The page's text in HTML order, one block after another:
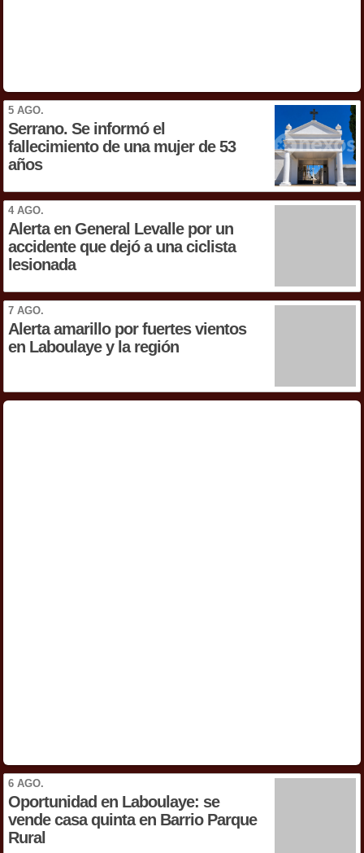
5 AGO.
Serrano. Se informó el
fallecimiento de una mujer de 53
años
4 AGO.
Alerta en General Levalle por un
accidente que dejó a una ciclista
lesionada
7 AGO.
Alerta amarillo por fuertes vientos
en Laboulaye y la región
6 AGO.
Oportunidad en Laboulaye: se
vende casa quinta en Barrio Parque
Rural